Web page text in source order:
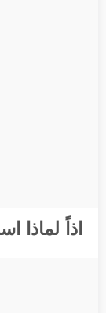
اذاً لماذا